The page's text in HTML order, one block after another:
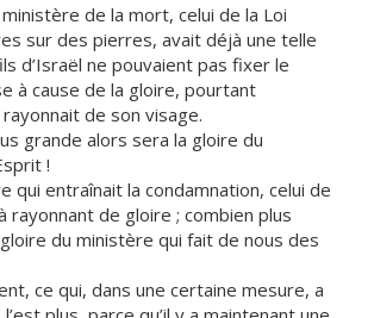
de la mort, celui de la Loi
sur des pierres, avait déjà une telle
d’Israël ne pouvaient pas fixer le
à cause de la gloire, pourtant
de son visage.
grande alors sera la gloire du
!
qui entraînait la condamnation, celui de
rayonnant de gloire ; combien plus
du ministère qui fait de nous des
ce qui, dans une certaine mesure, a